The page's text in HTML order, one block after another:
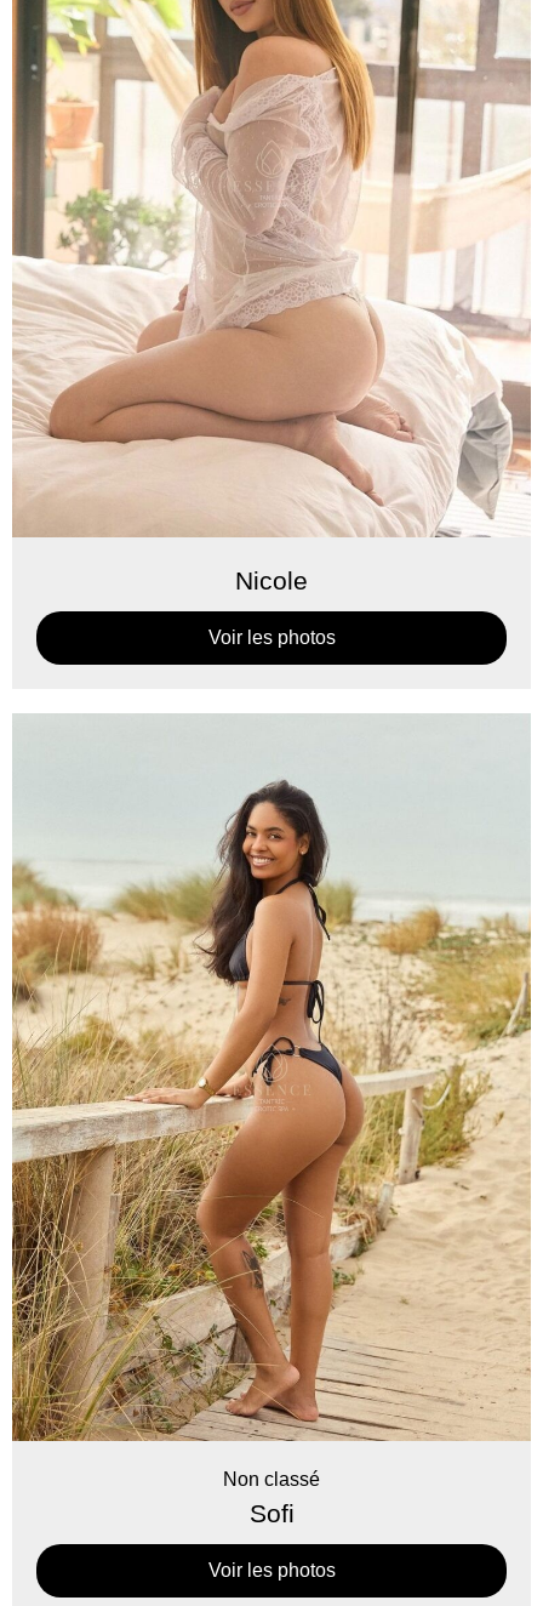
Nicole
Voir les photos
Non classé
Sofi
Voir les photos